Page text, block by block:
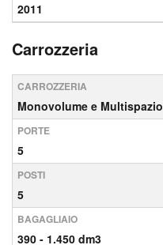
2011
Carrozzeria
CARROZZERIA
Monovolume e Multispazio
PORTE
5
POSTI
5
BAGAGLIAIO
390 - 1.450 dm3